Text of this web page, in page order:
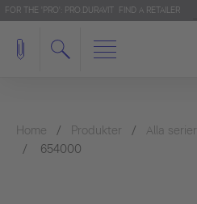
FOR THE 'PRO': PRO.DURAVIT FIND A RETAILER
Home Produkter Alla serier
654000